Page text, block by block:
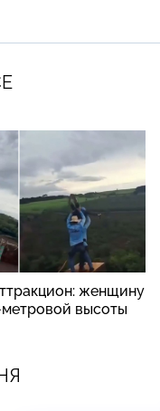
женщину
высоты